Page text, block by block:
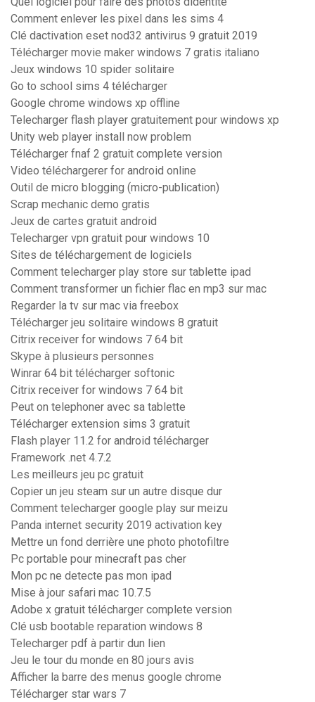
Comment enlever les pixel dans les sims 4
Clé dactivation eset nod32 antivirus 9 gratuit 2019
Télécharger movie maker windows 7 gratis italiano
Jeux windows 10 spider solitaire
Go to school sims 4 télécharger
Google chrome windows xp offline
Telecharger flash player gratuitement pour windows xp
Unity web player install now problem
Télécharger fnaf 2 gratuit complete version
Video téléchargerer for android online
Outil de micro blogging (micro-publication)
Scrap mechanic demo gratis
Jeux de cartes gratuit android
Telecharger vpn gratuit pour windows 10
Sites de téléchargement de logiciels
Comment telecharger play store sur tablette ipad
Comment transformer un fichier flac en mp3 sur mac
Regarder la tv sur mac via freebox
Télécharger jeu solitaire windows 8 gratuit
Citrix receiver for windows 7 64 bit
Skype à plusieurs personnes
Winrar 64 bit télécharger softonic
Citrix receiver for windows 7 64 bit
Peut on telephoner avec sa tablette
Télécharger extension sims 3 gratuit
Flash player 11.2 for android télécharger
Framework .net 4.7.2
Les meilleurs jeu pc gratuit
Copier un jeu steam sur un autre disque dur
Comment telecharger google play sur meizu
Panda internet security 2019 activation key
Mettre un fond derrière une photo photofiltre
Pc portable pour minecraft pas cher
Mon pc ne detecte pas mon ipad
Mise à jour safari mac 10.7.5
Adobe x gratuit télécharger complete version
Clé usb bootable reparation windows 8
Telecharger pdf à partir dun lien
Jeu le tour du monde en 80 jours avis
Afficher la barre des menus google chrome
Télécharger star wars 7